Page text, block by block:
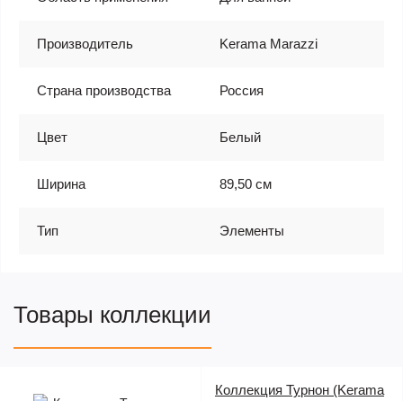
Производитель Kerama Marazzi
Страна производства Россия
Цвет Белый
Ширина 89,50 см
Тип Элементы
Товары коллекции
Коллекция Турнон (Kerama